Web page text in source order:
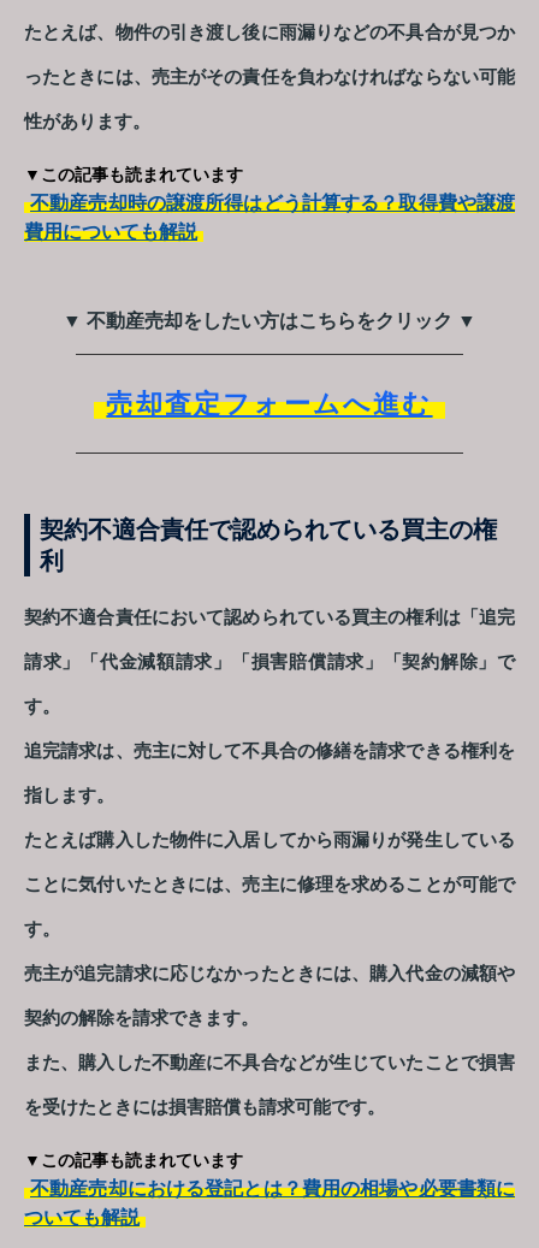
たとえば、物件の引き渡し後に雨漏りなどの不具合が見つか
ったときには、売主がその責任を負わなければならない可能
性があります。
▼この記事も読まれています
不動産売却時の譲渡所得はどう計算する？取得費や譲渡
費用についても解説
▼ 不動産売却をしたい方はこちらをクリック ▼
売却査定フォームへ進む
契約不適合責任で認められている買主の権
利
契約不適合責任において認められている買主の権利は「追完
請求」「代金減額請求」「損害賠償請求」「契約解除」で
す。
追完請求は、売主に対して不具合の修繕を請求できる権利を
指します。
たとえば購入した物件に入居してから雨漏りが発生している
ことに気付いたときには、売主に修理を求めることが可能で
す。
売主が追完請求に応じなかったときには、購入代金の減額や
契約の解除を請求できます。
また、購入した不動産に不具合などが生じていたことで損害
を受けたときには損害賠償も請求可能です。
▼この記事も読まれています
不動産売却における登記とは？費用の相場や必要書類に
ついても解説